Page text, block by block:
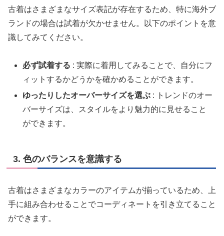
古着はさまざまなサイズ表記が存在するため、特に海外ブ
ランドの場合は試着が欠かせません。以下のポイントを意
識してみてください。
必ず試着する : 実際に着用してみることで、自分にフ
ィットするかどうかを確かめることができます。
ゆったりしたオーバーサイズを選ぶ : トレンドのオー
バーサイズは、スタイルをより魅力的に見せること
ができます。
3. 色のバランスを意識する
古着はさまざまなカラーのアイテムが揃っているため、上
手に組み合わせることでコーディネートを引き立てること
ができます。